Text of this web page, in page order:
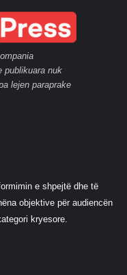
publikuara nuk
lejen paraprake
e shpejtë dhe të
objektive për audiencën
kryesore.